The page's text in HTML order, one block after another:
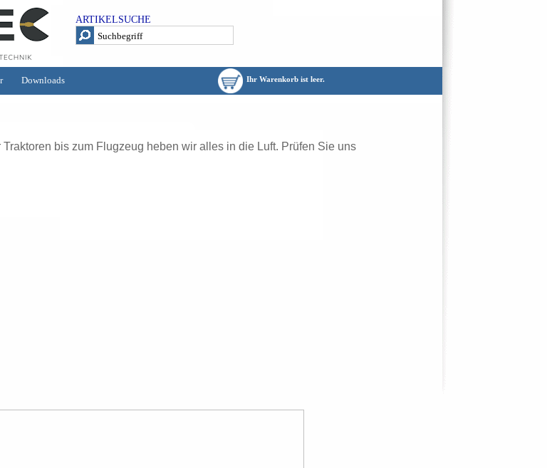
ARTIKELSUCHE
Downloads Ihr Warenkorb ist leer.
Traktoren bis zum Flugzeug heben wir alles in die Luft. Prüfen Sie uns